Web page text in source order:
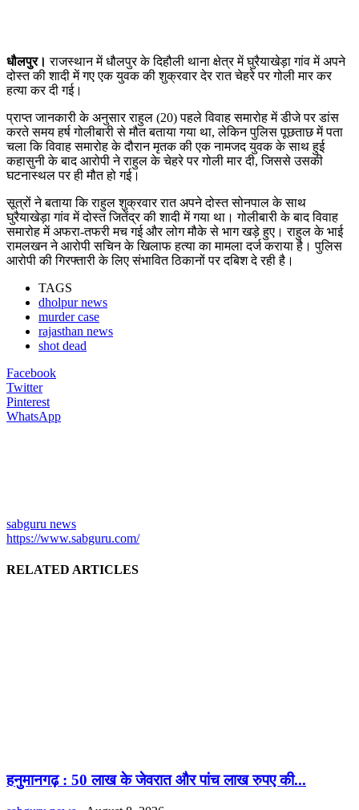
धौलपुर। राजस्थान में धौलपुर के दिहौली थाना क्षेत्र में घुरैयाखेड़ा गांव में अपने
दोस्त की शादी में गए एक युवक की शुक्रवार देर रात चेहरे पर गोली मार कर
हत्या कर दी गई।
प्राप्त जानकारी के अनुसार राहुल (20) पहले विवाह समारोह में डीजे पर डांस
करते समय हर्ष गोलीबारी से मौत बताया गया था, लेकिन पुलिस पूछताछ में पता
चला कि विवाह समारोह के दौरान मृतक की एक नामजद युवक के साथ हुई
कहासुनी के बाद आरोपी ने राहुल के चेहरे पर गोली मार दी, जिससे उसकी
घटनास्थल पर ही मौत हो गई।
सूत्रों ने बताया कि राहुल शुक्रवार रात अपने दोस्त सोनपाल के साथ
घुरैयाखेड़ा गांव में दोस्त जितेंद्र की शादी में गया था। गोलीबारी के बाद विवाह
समारोह में अफरा-तफरी मच गई और लोग मौके से भाग खड़े हुए। राहुल के भाई
रामलखन ने आरोपी सचिन के खिलाफ हत्या का मामला दर्ज कराया है। पुलिस
आरोपी की गिरफ्तारी के लिए संभावित ठिकानों पर दबिश दे रही है।
TAGS
dholpur news
murder case
rajasthan news
shot dead
Facebook
Twitter
Pinterest
WhatsApp
sabguru news
https://www.sabguru.com/
RELATED ARTICLES
हनुमानगढ़ : 50 लाख के जेवरात और पांच लाख रुपए की...